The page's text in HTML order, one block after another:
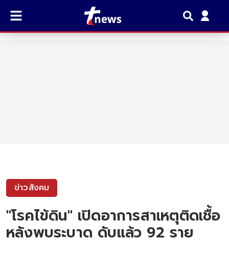
ข่าวสังคม
"โรคไข้ดิน" เปิดอาการสาเหตุติดเชื้อ
หลังพบระบาด ดับแล้ว 92 ราย